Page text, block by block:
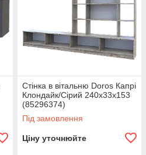
Стінка в вітальню Doros Капрі
Клондайк/Сірий 240х33х153
(85296374)
Під замовлення
Ціну уточнюйте